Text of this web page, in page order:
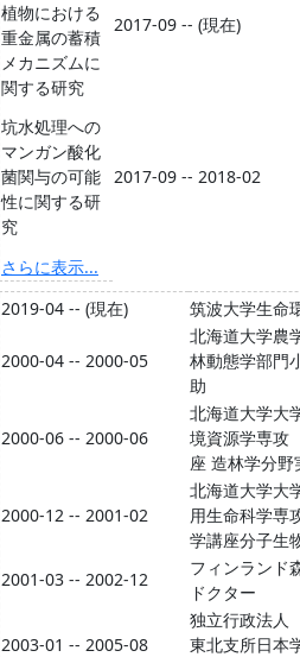
植物における
重金属の蓄積
メカニズムに
関する研究
2017-09 -- (現在)
坑水処理への
マンガン酸化
菌関与の可能
性に関する研
究
2017-09 -- 2018-02
さらに表示...
2019-04 -- (現在) 筑波大学生命
2000-04 -- 2000-05
北海道大学農
林動態学部門
助
2000-06 -- 2000-06
北海道大学大
境資源学専
座 造林学分野
2000-12 -- 2001-02
北海道大学大
用生命科学専
学講座分子生
2001-03 -- 2002-12
フィンランド
ドクター
2003-01 -- 2005-08
独立行政法
東北支所日本